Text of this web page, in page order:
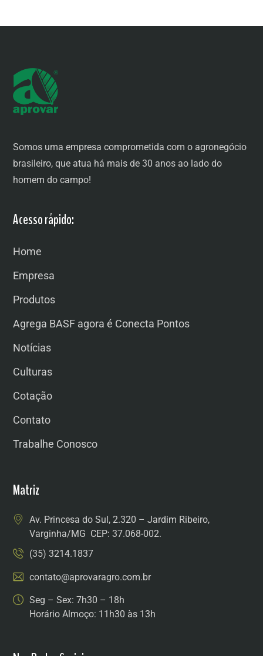
Somos uma empresa comprometida com o agronegócio
brasileiro, que atua há mais de 30 anos ao lado do
homem do campo!
Acesso rápido:
Home
Empresa
Produtos
Agrega BASF agora é Conecta Pontos
Notícias
Culturas
Cotação
Contato
Trabalhe Conosco
Matriz
Av. Princesa do Sul, 2.320 – Jardim Ribeiro,
Varginha/MG CEP: 37.068-002.
(35) 3214.1837
contato@aprovaragro.com.br
Seg – Sex: 7h30 – 18h
Horário Almoço: 11h30 às 13h